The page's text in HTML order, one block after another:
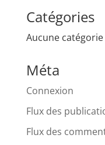
Catégories
Aucune catégorie
Méta
Connexion
Flux des
Flux des